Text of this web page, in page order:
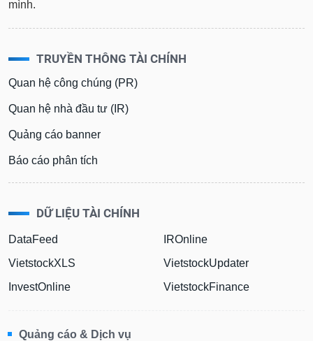
mình.
TRUYỀN THÔNG TÀI CHÍNH
Quan hệ công chúng (PR)
Quan hệ nhà đầu tư (IR)
Quảng cáo banner
Báo cáo phân tích
DỮ LIỆU TÀI CHÍNH
DataFeed
VietstockXLS
InvestOnline
IROnline
VietstockUpdater
VietstockFinance
Quảng cáo & Dịch vụ